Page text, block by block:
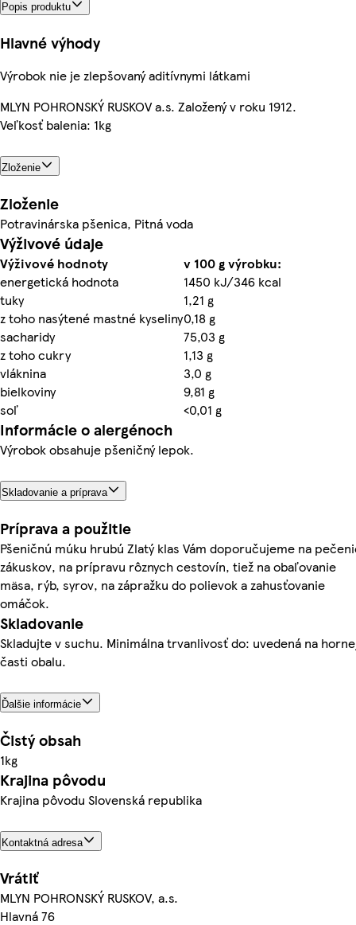
Popis produktu
Hlavné výhody
Výrobok nie je zlepšovaný aditívnymi látkami
MLYN POHRONSKÝ RUSKOV a.s. Založený v roku 1912.
Veľkosť balenia: 1kg
Zloženie
Zloženie
Potravinárska pšenica, Pitná voda
Výživové údaje
Výživové hodnoty
v 100 g výrobku:
energetická hodnota
1450 kJ/346 kcal
tuky
1,21 g
z toho nasýtené mastné kyseliny0,18 g
sacharidy
75,03 g
z toho cukry
1,13 g
vláknina
3,0 g
bielkoviny
9,81 g
soľ
<0,01 g
Informácie o alergénoch
Výrobok obsahuje pšeničný lepok.
Skladovanie a príprava
Príprava a použitie
Pšeničnú múku hrubú Zlatý klas Vám doporučujeme na
zákuskov, na prípravu rôznych cestovín, tiež na obaľovanie
mäsa, rýb, syrov, na zápražku do polievok a zahusťovanie
omáčok.
Skladovanie
Skladujte v suchu. Minimálna trvanlivosť do: uvedená na
časti obalu.
Ďalšie informácie
Čistý obsah
1kg
Krajina pôvodu
Krajina pôvodu Slovenská republika
Kontaktná adresa
Vrátiť
MLYN POHRONSKÝ RUSKOV, a.s.
Hlavná 76